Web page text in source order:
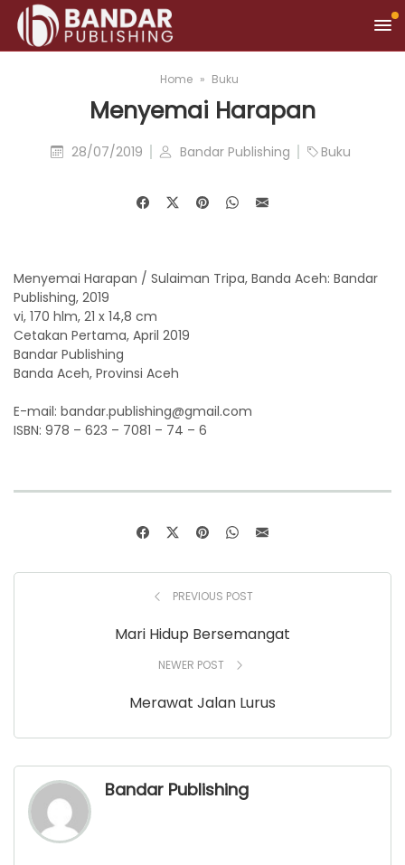
Home Buku
Menyemai Harapan
28/07/2019 Bandar Publishing Buku
Menyemai Harapan / Sulaiman Tripa, Banda Aceh: Bandar
Publishing, 2019
vi, 170 hlm, 21 x 14,8 cm
Cetakan Pertama, April 2019
Bandar Publishing
Banda Aceh, Provinsi Aceh
E-mail: bandar.publishing@gmail.com
ISBN: 978 – 623 – 7081 – 74 – 6
PREVIOUS POST
Mari Hidup Bersemangat
NEWER POST
Merawat Jalan Lurus
Bandar Publishing